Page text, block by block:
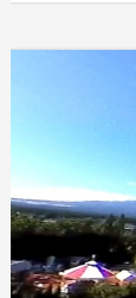
こちら：